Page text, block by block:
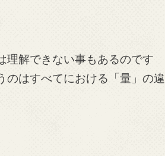
理解できない事もあるのです
のはすべてにおける「量」の違